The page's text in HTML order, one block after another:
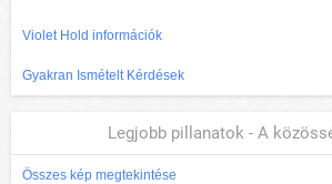
Violet Hold információk
Gyakran Ismételt Kérdések
Legjobb pillanatok - A
Összes kép megtekintése